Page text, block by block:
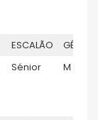
ESCALÃO
Sénior M